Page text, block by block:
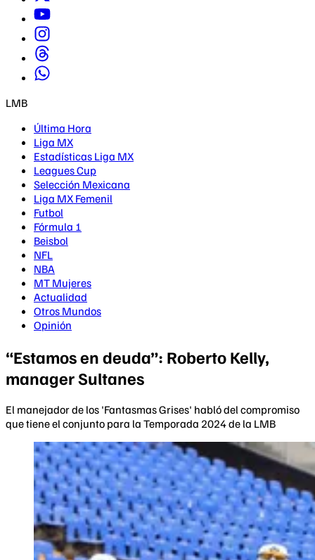
LMB
Última Hora
Liga MX
Estadísticas Liga MX
Leagues Cup
Selección Mexicana
Liga MX Femenil
Futbol
Fórmula 1
Beisbol
NFL
NBA
MT Mujeres
Actualidad
Otros Mundos
Opinión
“Estamos en deuda”: Roberto Kelly,
manager Sultanes
El manejador de los 'Fantasmas Grises' habló del compromiso
que tiene el conjunto para la Temporada 2024 de la LMB